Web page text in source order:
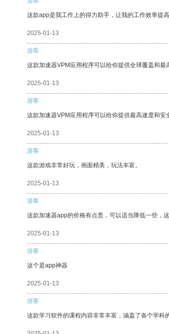
这款app是我工作上的得力助手，让我的工作效率提
2025-01-13
游客
这款加速器VPM应用程序可以给你提供全球覆盖和最
2025-01-13
游客
这款加速器VPM应用程序可以给你提供最高速度和安
2025-01-13
游客
这款游戏非常好玩，画面精美，玩法丰富。
2025-01-13
游客
这款加速器app的价格有点贵，可以适当降低一些，这
2025-01-13
游客
这个是app神器
2025-01-13
游客
这款学习软件的课程内容非常丰富，涵盖了各个学科